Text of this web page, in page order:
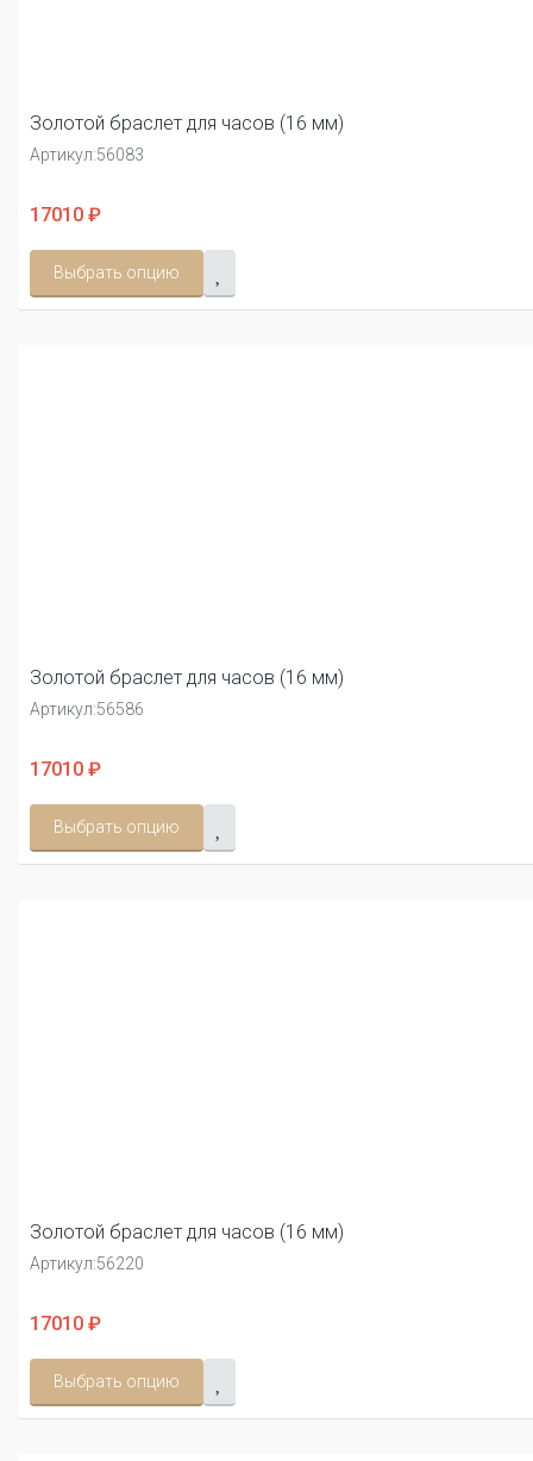
Золотой браслет для часов (16 мм)
Артикул:56083
17010 ₽
Выбрать опцию
Золотой браслет для часов (16 мм)
Артикул:56586
17010 ₽
Выбрать опцию
Золотой браслет для часов (16 мм)
Артикул:56220
17010 ₽
Выбрать опцию